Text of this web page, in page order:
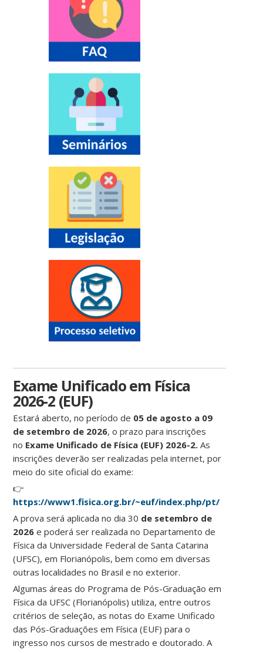
Exame Unificado em Física
2026-2 (EUF)
Estará aberto, no período de 05 de agosto a 09
de setembro de 2026, o prazo para inscrições
no Exame Unificado de Física (EUF) 2026-2.As
inscrições deverão ser realizadas pela internet, por
meio do site oficial do exame:
👉
https://www1.fisica.org.br/~euf/index.php/pt/
A prova será aplicada no dia 30 de setembro de
2026 e poderá ser realizada no Departamento de
Física da Universidade Federal de Santa Catarina
(UFSC), em Florianópolis, bem como em diversas
outras localidades no Brasil e no exterior.
Algumas áreas do Programa de Pós-Graduação em
Física da UFSC (Florianópolis) utiliza, entre outros
critérios de seleção, as notas do Exame Unificado
das Pós-Graduações em Física (EUF) para o
ingresso nos cursos de mestrado e doutorado. A